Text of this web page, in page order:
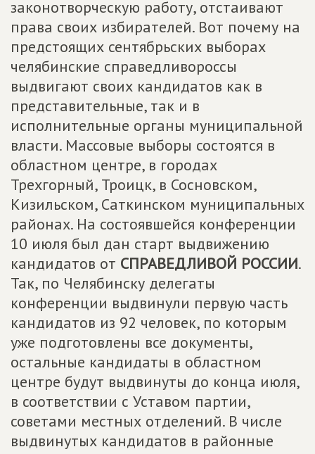
законотворческую работу, отстаивают
права своих избирателей. Вот почему на
предстоящих сентябрьских выборах
челябинские справедливороссы
выдвигают своих кандидатов как в
представительные, так и в
исполнительные органы муниципальной
власти. Массовые выборы состоятся в
областном центре, в городах
Трехгорный, Троицк, в Сосновском,
Кизильском, Саткинском муниципальных
районах. На состоявшейся конференции
10 июля был дан старт выдвижению
кандидатов от СПРАВЕДЛИВОЙ РОССИИ.
Так, по Челябинску делегаты
конференции выдвинули первую часть
кандидатов из 92 человек, по которым
уже подготовлены все документы,
остальные кандидаты в областном
центре будут выдвинуты до конца июля,
в соответствии с Уставом партии,
советами местных отделений. В числе
выдвинутых кандидатов в районные